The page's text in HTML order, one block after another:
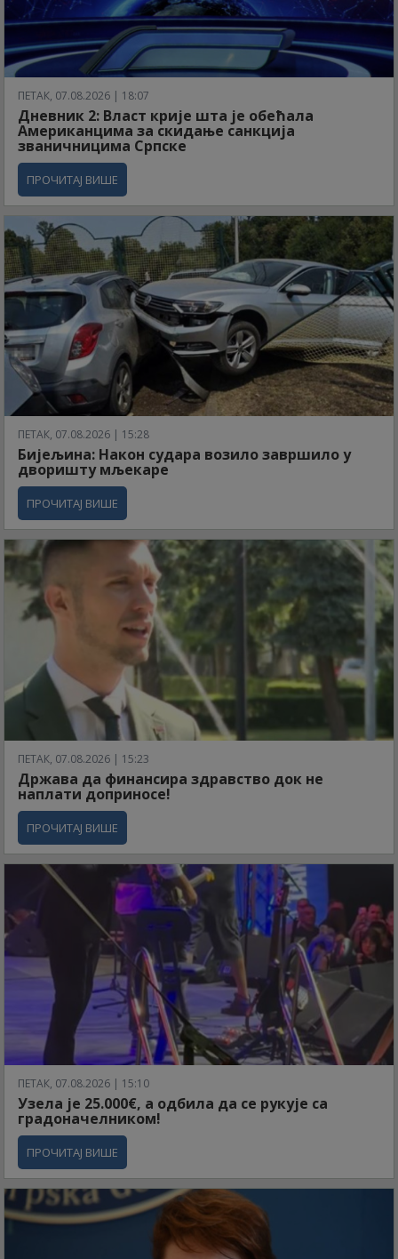
ПЕТАК, 07.08.2026 | 18:07
Дневник 2: Власт крије шта је обећала
Американцима за скидање санкција
званичницима Српске
ПРОЧИТАЈ ВИШЕ
ПЕТАК, 07.08.2026 | 15:28
Бијељина: Након судара возило завршило у
дворишту мљекаре
ПРОЧИТАЈ ВИШЕ
ПЕТАК, 07.08.2026 | 15:23
Држава да финансира здравство док не
наплати доприносе!
ПРОЧИТАЈ ВИШЕ
ПЕТАК, 07.08.2026 | 15:10
Узела је 25.000€, а одбила да се рукује са
градоначелником!
ПРОЧИТАЈ ВИШЕ